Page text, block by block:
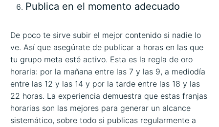
Publica en el momento adecuado
De poco te sirve subir el mejor contenido si nadie lo
ve. Así que asegúrate de publicar a horas en las que
tu grupo meta esté activo. Esta es la regla de oro
horaria: por la mañana entre las 7 y las 9, a mediodía
entre las 12 y las 14 y por la tarde entre las 18 y las
22 horas. La experiencia demuestra que estas franjas
horarias son las mejores para generar un alcance
sistemático, sobre todo si publicas regularmente a